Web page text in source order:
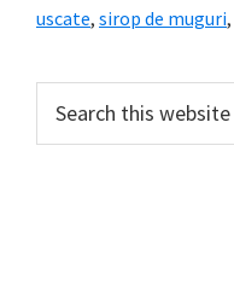
uscate, sirop de muguri,
Primary
Sidebar
this
website